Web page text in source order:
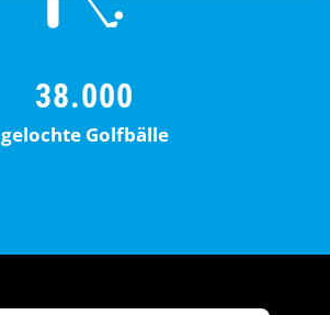
38.000
gelochte Golfbälle